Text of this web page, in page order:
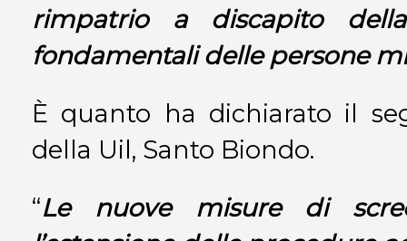
rimpatrio a discapito
fondamentali delle persone
È quanto ha dichiarato il
della Uil, Santo Biondo.
“Le nuove misure di